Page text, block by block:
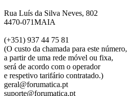
Rua Luís da Silva Neves, 802
4470-071MAIA
(+351) 937 44 75 81
(O custo da chamada para este número,
a partir de uma rede móvel ou fixa,
será de acordo com o operador
e respetivo tarifário contratado.)
geral@forumatica.pt
suporte@forumatica.pt